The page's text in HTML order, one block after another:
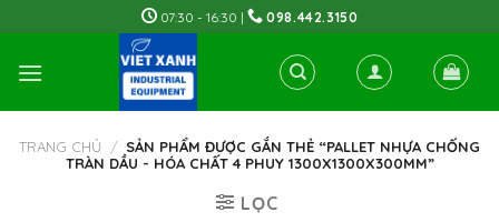
to
content
07:30 - 16:30 | 098.442.3150
TRANG CHỦ / SẢN PHẨM ĐƯỢC GẮN THẺ “PALLET NHỰA CHỐNG
TRÀN DẦU - HÓA CHẤT 4 PHUY 1300X1300X300MM”
LỌC